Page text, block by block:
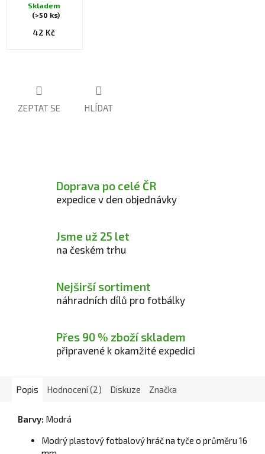
hodnocení
hvězdiček.
Skladem
(>50 ks)
42 Kč
ZEPTAT SE HLÍDAT
Doprava po celé ČR
expedice v den objednávky
Jsme už 25 let
na českém trhu
Nejširší sortiment
náhradních dílů pro fotbálky
Přes 90 % zboží skladem
připravené k okamžité expedici
Popis Hodnocení (2) Diskuze Značka
Barvy: Modrá
Modrý plastový fotbalový hráč na tyče o průměru 16